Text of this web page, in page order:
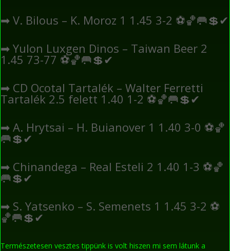
➡ V. Bilous – K. Moroz 1 1.45 3-2 ⚽🏀🥅💲✔
➡ Yulon Luxgen Dinos – Taiwan Beer 2
1.45 73-77 ⚽🏀🥅💲✔
➡ CD Ocotal Tartalék – Walter Ferretti
Tartalék 2.5 felett 1.40 1-2 ⚽🏀🥅💲✔
➡ A. Hrytsai – H. Buianover 1 1.40 3-0 ⚽🏀
🥅💲✔
➡ Chinandega – Real Esteli 2 1.40 1-3 ⚽🏀
🥅💲✔
➡ S. Yatsenko – S. Semenets 1 1.45 3-2 ⚽
🏀🥅💲✔
Természetesen vesztes tippünk is volt hiszen mi sem látunk a